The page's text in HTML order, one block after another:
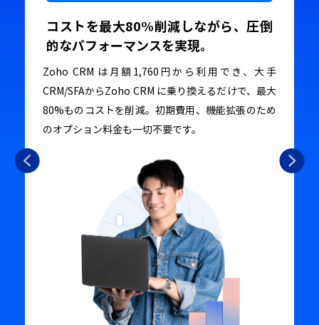
コストを最大80%削減しながら、圧倒
的なパフォーマンスを実現。
Zoho CRM は月額1,760円から利用でき、 大手
CRM/SFAからZoho CRM に乗り換えるだけで、最大
80%ものコストを削減。 初期費用、機能拡張のため
のオプション料金も一切不要です。